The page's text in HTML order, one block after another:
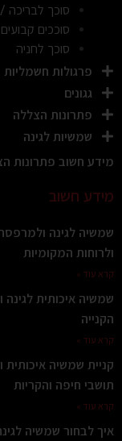
סוכך לבריכה
סוככים קבועים
סוכך לחניה
פרגולות חשמליות
גגונים
פתרונות הצללה
שמשיות לגינה
מידע חשוב פתרונות
מידע חשוב
שמשיה לגינה
ולרוחות המקומיות
קרא עוד »
שמשיה איכותית
הקנייה
קרא עוד »
קניית שמשיה
תושבי חיפה והקריות
קרא עוד »
איך לבחור שמשיה